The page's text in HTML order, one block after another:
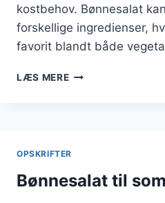
kostbehov. Bønnesalat
forskellige ingredienser,
favorit blandt både
LÆS MEREBØNNESALAT
OPSKRIFTER
Bønnesalat til